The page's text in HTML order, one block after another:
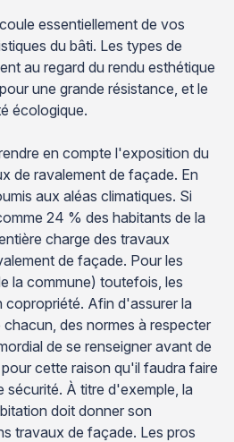
essentiellement de vos
du bâti. Les types de
au regard du rendu esthétique
pour une grande résistance, et le
écologique.
en compte l'exposition du
de ravalement de façade. En
aux aléas climatiques. Si
24 % des habitants de la
charge des travaux
de façade. Pour les
la commune) toutefois, les
Afin d'assurer la
des normes à respecter
de se renseigner avant de
cette raison qu'il faudra faire
sécurité. À titre d'exemple, la
doit donner son
travaux de façade. Les pros